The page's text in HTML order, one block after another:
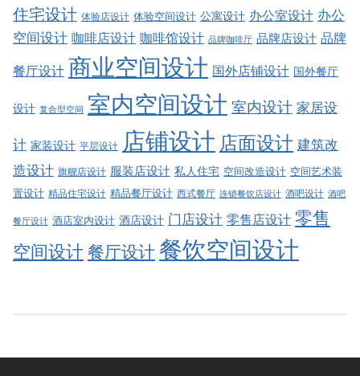
住宅设计 体验店设计 体验空间设计 公寓设计 办公室设计 办公
空间设计 咖啡店设计 咖啡馆设计 品牌咖啡厅 品牌店设计 品牌
餐厅设计 商业空间设计 国外店铺设计 国外餐厅
设计 复合型空间 室内空间设计 室内设计 家居设
计 家装设计 平层设计 店铺设计 店面设计 建筑改
造设计 旗舰店设计 服装店设计 私人住宅 空间改造设计 空间艺术装
置设计 精品住宅设计 精品餐厅设计 西式餐厅 连锁餐饮店设计 酒吧设计 酒吧
餐厅设计 酒店室内设计 酒店设计 门店设计 零售店设计 零售
空间设计餐厅设计 餐饮空间设计